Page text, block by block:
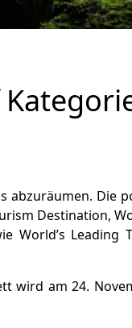
abzuräumen. Die
Destination,
World’s Leading
wird am 24.